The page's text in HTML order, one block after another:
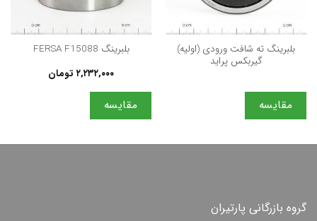
بلبرینگ ته شافت ورودی (اولیه)
گیربکس پراید
مقایسه
بلبرینگ FERSA F15088
۲,۲۳۲,۰۰۰ تومان
مقایسه
گروه بازرگانی پارتیران